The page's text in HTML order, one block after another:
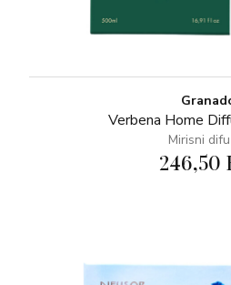
Verbena Home
Mirisni
246,50